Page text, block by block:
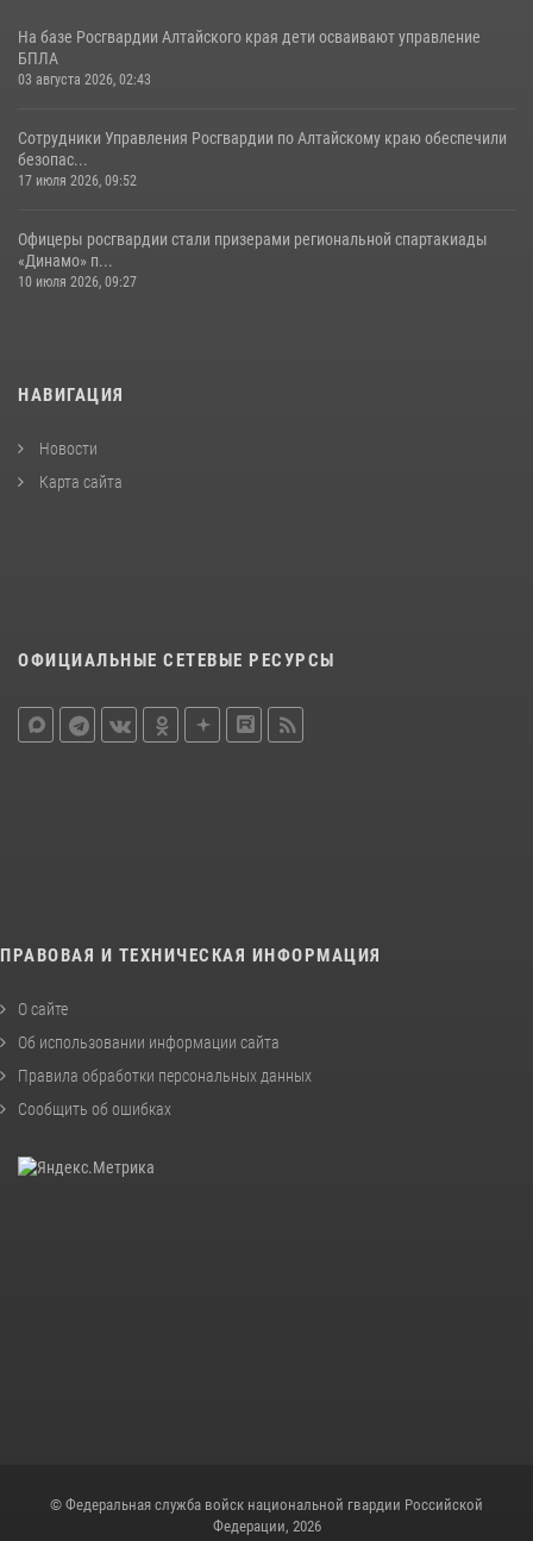
На базе Росгвардии Алтайского края дети осваивают управление
БПЛА
03 августа 2026, 02:43
Сотрудники Управления Росгвардии по Алтайскому краю обеспечили
безопас...
17 июля 2026, 09:52
Офицеры росгвардии стали призерами региональной спартакиады
«Динамо» п...
10 июля 2026, 09:27
НАВИГАЦИЯ
Новости
Карта сайта
ОФИЦИАЛЬНЫЕ СЕТЕВЫЕ РЕСУРСЫ
ПРАВОВАЯ И ТЕХНИЧЕСКАЯ ИНФОРМАЦИЯ
О сайте
Об использовании информации сайта
Правила обработки персональных данных
Сообщить об ошибках
© Федеральная служба войск национальной гвардии Российской
Федерации, 2026